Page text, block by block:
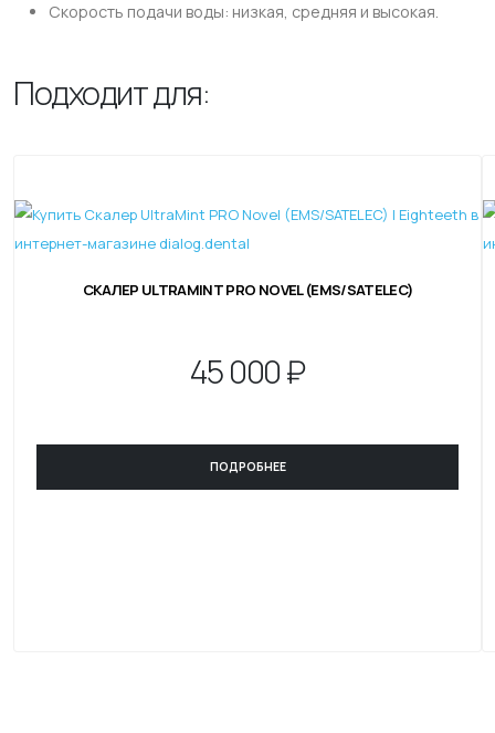
Скорость подачи воды: низкая, средняя и высокая.
Подходит для:
СКАЛЕР ULTRAMINT PRO NOVEL (EMS/SATELEC)
45000 ₽
ПОДРОБНЕЕ